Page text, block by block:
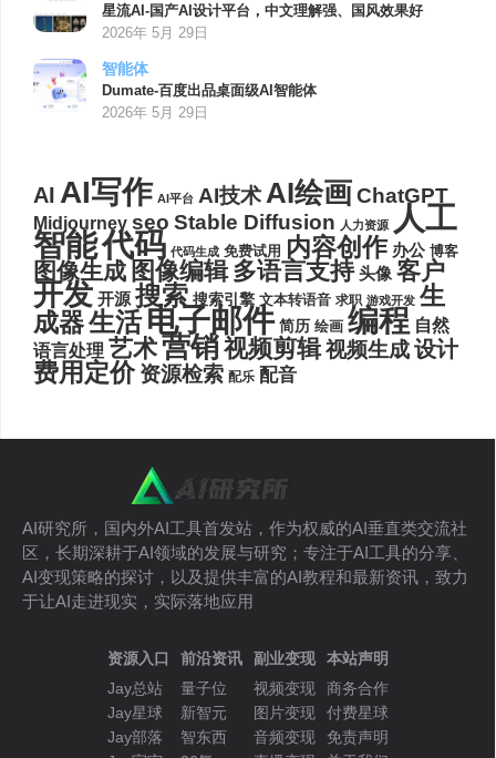
星流AI-国产AI设计平台，中文理解强、国风效果好
2026年 5月 29日
智能体
Dumate-百度出品桌面级AI智能体
2026年 5月 29日
AI AI写作 AI平台 AI技术AI绘画ChatGPT
Midjourney seo Stable Diffusion 人力资源 人工
智能代码 代码生成 免费试用 内容创作 办公 博客
图像生成 图像编辑 多语言支持 头像 客户
开发 开源 搜索 搜索引擎 文本转语音 求职 游戏开发 生
成器生活电子邮件 简历 绘画 编程 自然
语言处理 艺术营销视频剪辑视频生成设计
费用定价 资源检索 配乐 配音
AI研究所，国内外AI工具首发站，作为权威的AI垂直类交流社
区，长期深耕于AI领域的发展与研究；专注于AI工具的分享、
AI变现策略的探讨，以及提供丰富的AI教程和最新资讯，致力
于让AI走进现实，实际落地应用
资源入口
Jay总站
Jay星球
Jay部落
前沿资讯
量子位
新智元
智东西
副业变现
视频变现
图片变现
音频变现
本站声明
商务合作
付费星球
免责声明